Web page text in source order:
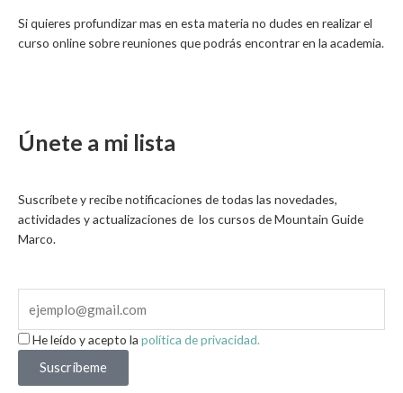
Si quieres profundizar mas en esta materia no dudes en realizar el
curso online sobre reuniones que podrás encontrar en la academia.
Únete a mi lista
Suscríbete y recibe notificaciones de todas las novedades,
actividades y actualizaciones de los cursos de Mountain Guide
Marco.
He leído y acepto la política de privacidad.
Suscríbeme